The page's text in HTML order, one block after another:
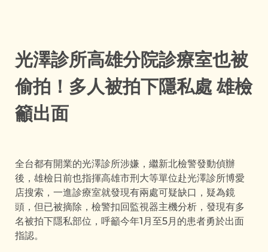
光澤診所高雄分院診療室也被
偷拍！多人被拍下隱私處 雄檢
籲出面
全台都有開業的光澤診所涉嫌，繼新北檢警發動偵辦
後，雄檢日前也指揮高雄市刑大等單位赴光澤診所博愛
店搜索，一進診療室就發現有兩處可疑缺口，疑為鏡
頭，但已被摘除，檢警扣回監視器主機分析，發現有多
名被拍下隱私部位，呼籲今年1月至5月的患者勇於出面
指認。